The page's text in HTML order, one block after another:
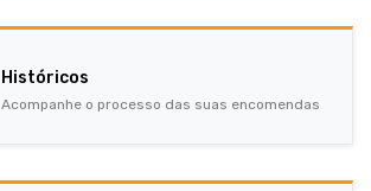
Históricos
Acompanhe o processo das suas encomendas